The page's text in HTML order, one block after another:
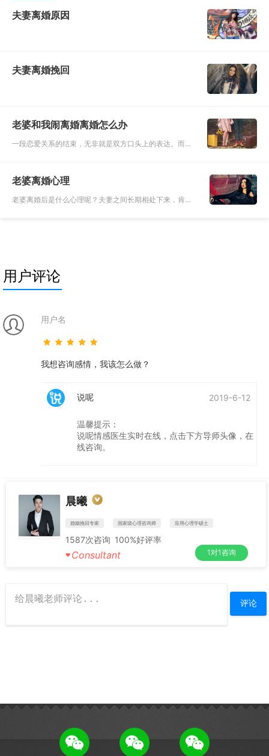
夫妻离婚原因
夫妻离婚挽回
老婆和我闹离婚离婚怎么办
一段恋爱关系的结束，无非就是双方口头上的表达。而一
但是如今离婚的人也
老婆离婚心理
老婆离婚后是什么心理呢？夫妻之间长期相处下来，肯定
用户评论
用户名
我想咨询感情，我该怎么做？
说呢 2019-6-12
温馨提示：
说呢情感医生实时在线，点击下方导师头像，在
线咨询。
晨曦
婚姻挽回专家 国家级心理咨询师 应用心理学硕士
1587次咨询 100%好评率
♥ Consultant 1对1咨询